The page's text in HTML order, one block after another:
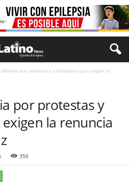
Bolivia por protestas y bloqueos que exigen la
por protestas y
la renuncia
359